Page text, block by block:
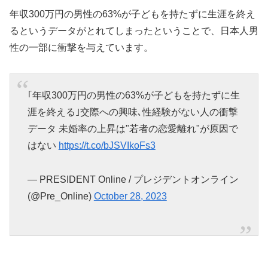
年収300万円の男性の63%が子どもを持たずに生涯を終え
るというデータがとれてしまったということで、日本人男
性の一部に衝撃を与えています。
｢年収300万円の男性の63%が子どもを持たずに生
涯を終える｣交際への興味､性経験がない人の衝撃
データ 未婚率の上昇は"若者の恋愛離れ"が原因で
はない https://t.co/bJSVIkoFs3
— PRESIDENT Online / プレジデントオンライン
(@Pre_Online) October 28, 2023